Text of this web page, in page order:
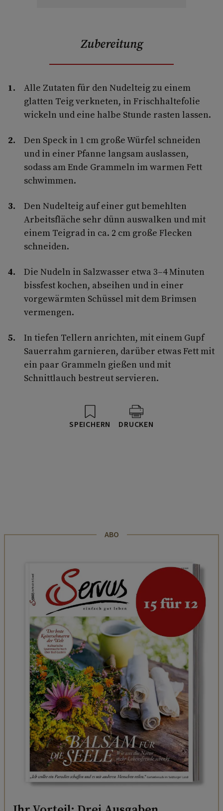
Zubereitung
Alle Zutaten für den Nudelteig zu einem
glatten Teig verkneten, in Frischhaltefolie
wickeln und eine halbe Stunde rasten lassen.
Den Speck in 1 cm große Würfel schneiden
und in einer Pfanne langsam auslassen,
sodass am Ende Grammeln im warmen Fett
schwimmen.
Den Nudelteig auf einer gut bemehlten
Arbeitsfläche sehr dünn auswalken und mit
einem Teigrad in ca. 2 cm große Flecken
schneiden.
Die Nudeln in Salzwasser etwa 3–4 Minuten
bissfest kochen, abseihen und in einer
vorgewärmten Schüssel mit dem Brimsen
vermengen.
In tiefen Tellern anrichten, mit einem Gupf
Sauerrahm garnieren, darüber etwas Fett mit
ein paar Grammeln gießen und mit
Schnittlauch bestreut servieren.
SPEICHERN DRUCKEN
ABO